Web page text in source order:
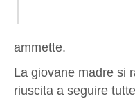
ammette.
La giovane madre si
riuscita a seguire